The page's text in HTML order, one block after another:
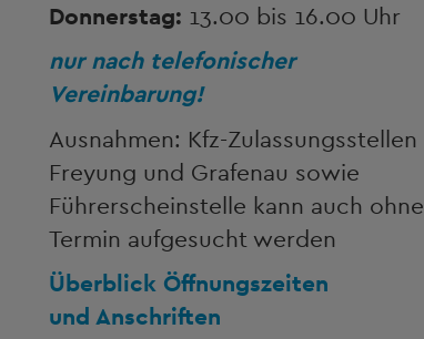
Donnerstag: 13.00 bis 16.00 Uhr
nur nach telefonischer
Vereinbarung!
Ausnahmen: Kfz-Zulassungsstellen
Freyung und Grafenau sowie
Führerscheinstelle kann auch ohne
Termin aufgesucht werden
Überblick Öffnungszeiten
und Anschriften